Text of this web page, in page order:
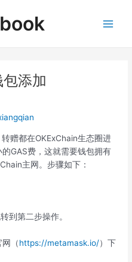
Menu
添加
赠都在OKExChain生态圈进
GAS费，这就需要钱包拥有
主网。步骤如下：
到第二步操作。
（https://metamask.io/）下